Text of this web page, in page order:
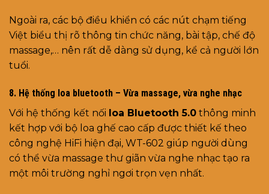
Ngoài ra, các bộ điều khiển có các nút chạm tiếng
Việt biểu thị rõ thông tin chức năng, bài tập, chế độ
massage,… nên rất dễ dàng sử dụng, kể cả người lớn
tuổi.
8. Hệ thống loa bluetooth – Vừa massage, vừa nghe nhạc
Với hệ thống kết nối loa Bluetooth 5.0 thông minh
kết hợp với bộ loa ghế cao cấp được thiết kế theo
công nghệ HiFi hiện đại, WT-602 giúp người dùng
có thể vừa massage thư giãn vừa nghe nhạc tạo ra
một môi trường nghỉ ngơi trọn vẹn nhất.